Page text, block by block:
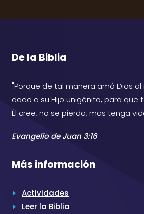
De la Biblia
"Porque de tal manera amó Dios
dado a su Hijo unigénito, para que
Él cree, no se pierda, mas tenga
Evangelio de Juan 3:16
Más información
Actividades
Leer la Biblia